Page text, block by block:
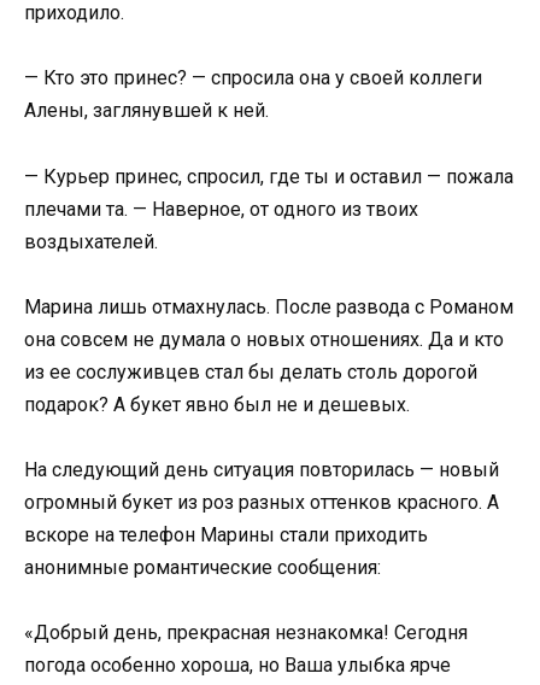
приходило.
— Кто это принес? — спросила она у своей коллеги
Алены, заглянувшей к ней.
— Курьер принес, спросил, где ты и оставил — пожала
плечами та. — Наверное, от одного из твоих
воздыхателей.
Марина лишь отмахнулась. После развода с Романом
она совсем не думала о новых отношениях. Да и кто
из ее сослуживцев стал бы делать столь дорогой
подарок? А букет явно был не и дешевых.
На следующий день ситуация повторилась — новый
огромный букет из роз разных оттенков красного. А
вскоре на телефон Марины стали приходить
анонимные романтические сообщения:
«Добрый день, прекрасная незнакомка! Сегодня
погода особенно хороша, но Ваша улыбка ярче